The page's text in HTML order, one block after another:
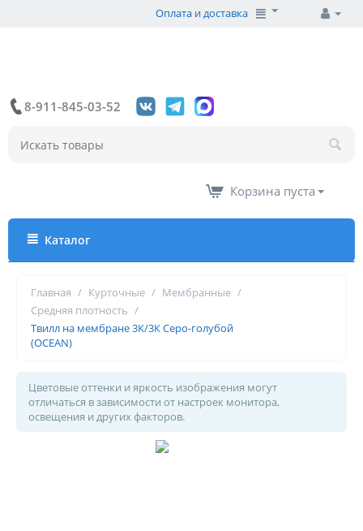
Оплата и доставка
8-911-845-03-52
Корзина пуста
Каталог
Главная / Курточные / Мембранные /
Средняя плотность /
Твилл на мембране 3К/3К Серо-голубой
(OCEAN)
Цветовые оттенки и яркость изображения могут
отличаться в зависимости от настроек монитора,
освещения и других факторов.